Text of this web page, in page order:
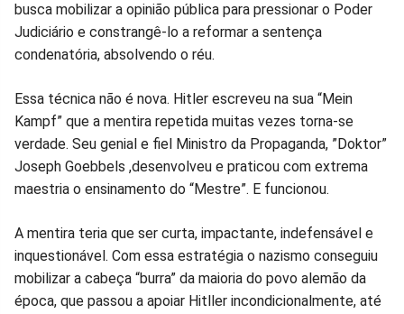
busca mobilizar a opinião pública para pressionar o Poder
Judiciário e constrangê-lo a reformar a sentença
condenatória, absolvendo o réu.
Essa técnica não é nova. Hitler escreveu na sua “Mein
Kampf” que a mentira repetida muitas vezes torna-se
verdade. Seu genial e fiel Ministro da Propaganda, ”Doktor”
Joseph Goebbels ,desenvolveu e praticou com extrema
maestria o ensinamento do “Mestre”. E funcionou.
A mentira teria que ser curta, impactante, indefensável e
inquestionável. Com essa estratégia o nazismo conseguiu
mobilizar a cabeça “burra” da maioria do povo alemão da
época, que passou a apoiar Hitller incondicionalmente, até